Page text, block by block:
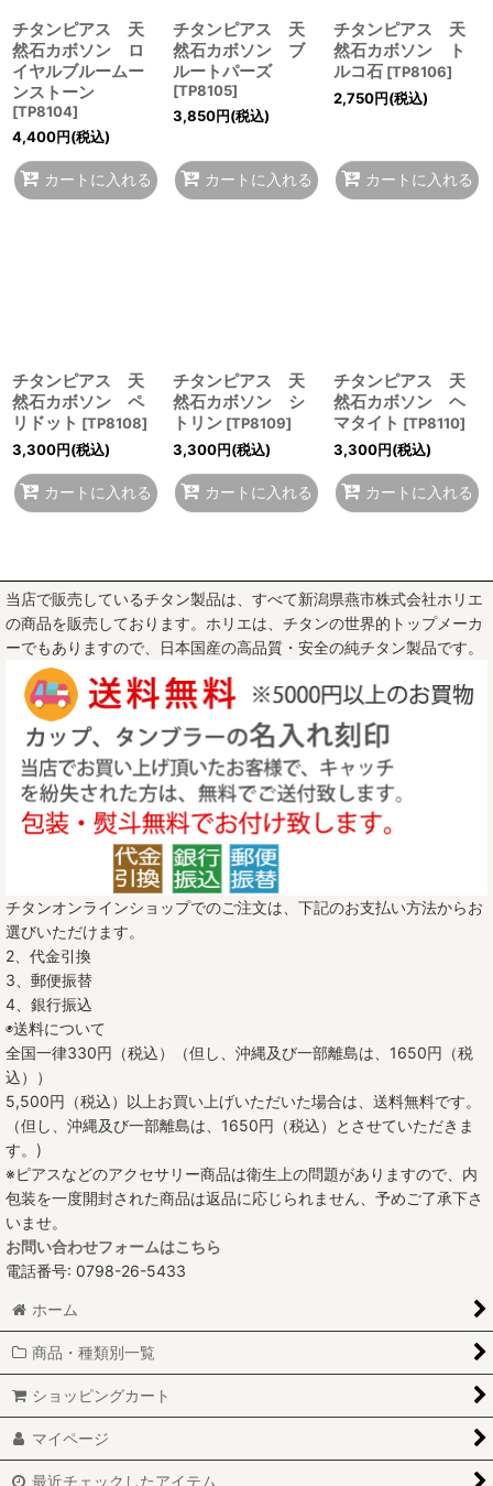
チタンピアス 天
然石カボソン ロ
イヤルブルームー
ンストーン
[TP8104]
4,400円(税込)
カートに入れる
チタンピアス 天
然石カボソン ブ
ルートパーズ
[TP8105]
3,850円(税込)
カートに入れる
チタンピアス 天
然石カボソン ト
ルコ石 [TP8106]
2,750円(税込)
カートに入れる
チタンピアス 天
然石カボソン ペ
リドット [TP8108]
3,300円(税込)
カートに入れる
チタンピアス 天
然石カボソン シ
トリン [TP8109]
3,300円(税込)
カートに入れる
チタンピアス 天
然石カボソン ヘ
マタイト [TP8110]
3,300円(税込)
カートに入れる
当店で販売しているチタン製品は、すべて新潟県燕市株式会社ホリエ
の商品を販売しております。ホリエは、チタンの世界的トップメーカ
ーでもありますので、日本国産の高品質・安全の純チタン製品です。
チタンオンラインショップでのご注文は、下記のお支払い方法からお
選びいただけます。
2、代金引換
3、郵便振替
4、銀行振込
◉送料について
全国一律330円（税込）（但し、沖縄及び一部離島は、1650円（税
込））
5,500円（税込）以上お買い上げいただいた場合は、送料無料です。
（但し、沖縄及び一部離島は、1650円（税込）とさせていただきま
す。)
※ピアスなどのアクセサリー商品は衛生上の問題がありますので、内
包装を一度開封された商品は返品に応じられません、予めご了承下さ
いませ。
お問い合わせフォームはこちら
電話番号: 0798-26-5433
ホーム
商品・種類別一覧
ショッピングカート
マイページ
最近チェックしたアイテム